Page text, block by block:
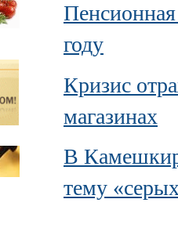
году
Кризис
магазинах
В
тему